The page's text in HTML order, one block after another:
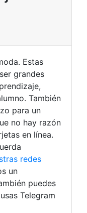
Estas
grandes
También
para un
no hay razón
en línea.
redes
un
puedes
Telegram